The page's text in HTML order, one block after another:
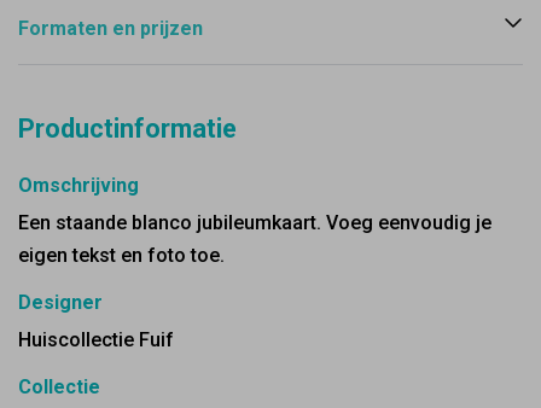
Formaten en prijzen
Productinformatie
Omschrijving
Een staande blanco jubileumkaart. Voeg eenvoudig je
eigen tekst en foto toe.
Designer
Huiscollectie Fuif
Collectie